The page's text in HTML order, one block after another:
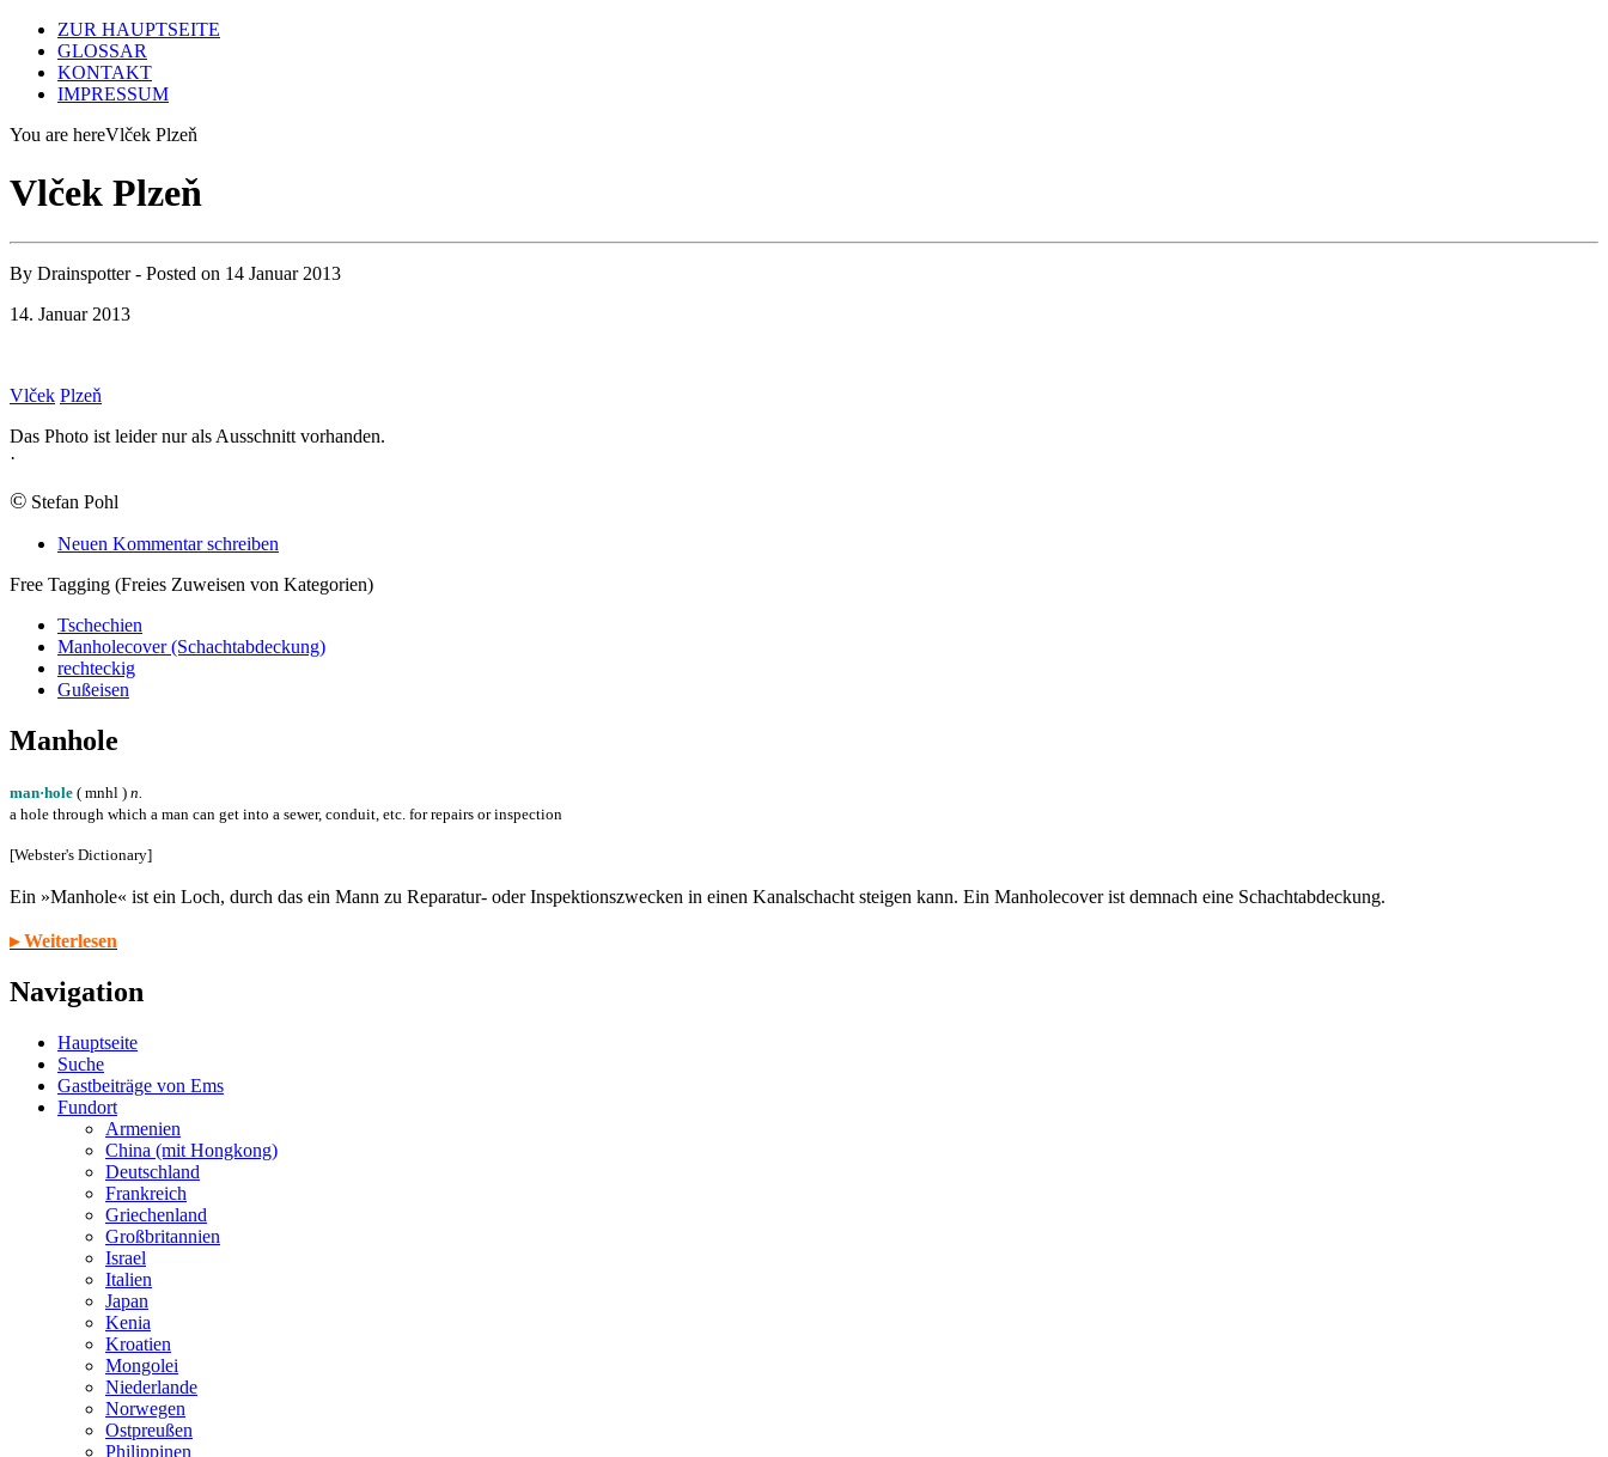
ZUR HAUPTSEITE
GLOSSAR
KONTAKT
IMPRESSUM
You are hereVlček Plzeň
Vlček Plzeň
By Drainspotter- Posted on 14 Januar 2013
14. Januar 2013
Vlček Plzeň
Das Photo ist leider nur als Ausschnitt vorhanden.
·
© Stefan Pohl
Neuen Kommentar schreiben
Free Tagging (Freies Zuweisen von Kategorien)
Tschechien
Manholecover (Schachtabdeckung)
rechteckig
Gußeisen
Manhole
man·hole ( mnhl ) n.
a hole through which a man can get into a sewer, conduit, etc. for repairs or inspection
[Webster's Dictionary]
Ein »Manhole« ist ein Loch, durch das ein Mann zu Reparatur- oder Inspektionszwecken in einen Kanalschacht steigen kann. Ein Manholecover ist demnach eine Schachtabdeckung.
▸ Weiterlesen
Navigation
Hauptseite
Suche
Gastbeiträge von Ems
Fundort
Armenien
China (mit Hongkong)
Deutschland
Frankreich
Griechenland
Großbritannien
Israel
Italien
Japan
Kenia
Kroatien
Mongolei
Niederlande
Norwegen
Ostpreußen
Philippinen